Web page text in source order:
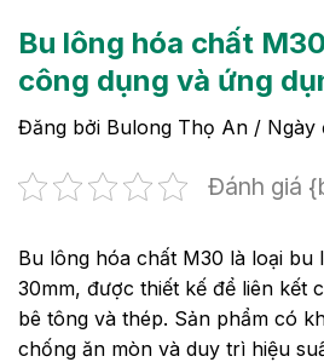
Bu lông hóa chất
công dụng và ứng
Đăng bởi Bulong Thọ An / Ngày
Đánh giá
Bu lông hóa chất M30 là loại bu
30mm, được thiết kế để liên kết
bê tông và thép. Sản phẩm có
chống ăn mòn và duy trì hiệu